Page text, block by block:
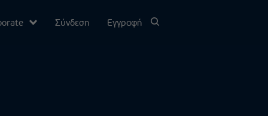
Σύνδεση Εγγραφή